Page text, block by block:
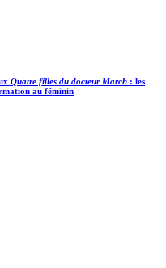
Quatre filles du docteur March : les
au féminin